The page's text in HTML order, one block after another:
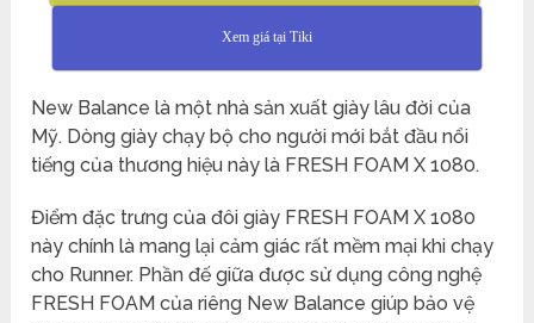
Xem giá tại Tiki
New Balance là một nhà sản xuất giày lâu đời của
Mỹ. Dòng giày chạy bộ cho người mới bắt đầu nổi
tiếng của thương hiệu này là FRESH FOAM X 1080.
Điểm đặc trưng của đôi giày FRESH FOAM X 1080
này chính là mang lại cảm giác rất mềm mại khi chạy
cho Runner. Phần đế giữa được sử dụng công nghệ
FRESH FOAM của riêng New Balance giúp bảo vệ